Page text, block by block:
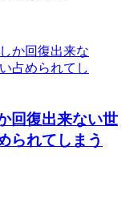
回復出来ない世
られてしまう